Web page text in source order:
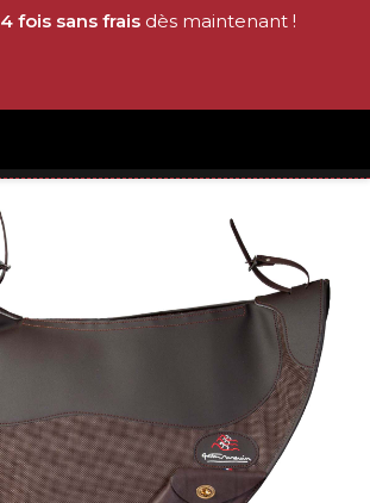
4 fois sans fraisdès maintenant !